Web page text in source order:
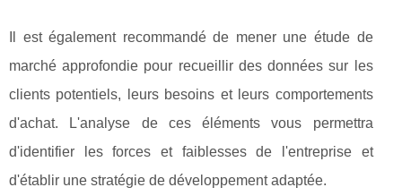
Il est également recommandé de mener une étude de
marché approfondie pour recueillir des données sur les
clients potentiels, leurs besoins et leurs comportements
d'achat. L'analyse de ces éléments vous permettra
d'identifier les forces et faiblesses de l'entreprise et
d'établir une stratégie de développement adaptée.